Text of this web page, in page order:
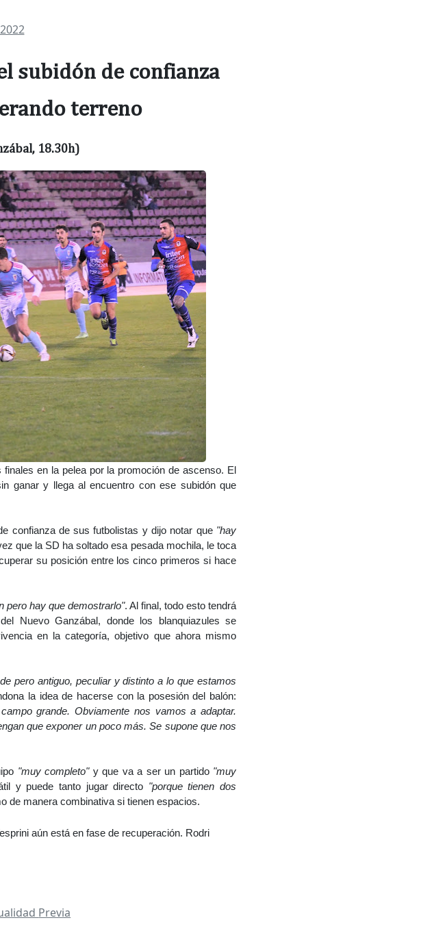
subidón de confianza
terreno
18.30h)
en la pelea por la promoción de ascenso. El
ganar y llega al encuentro con ese subidón que
confianza de sus futbolistas y dijo notar que "hay
que la SD ha soltado esa pesada mochila, le toca
su posición entre los cinco primeros si hace
pero hay que demostrarlo". Al final, todo esto tendrá
Nuevo Ganzábal, donde los blanquiazules se
en la categoría, objetivo que ahora mismo
pero antiguo, peculiar y distinto a lo que estamos
la idea de hacerse con la posesión del balón:
grande. Obviamente nos vamos a adaptar.
que exponer un poco más. Se supone que nos
"muy completo"y que va a ser un partido "muy
y puede tanto jugar directo "porque tienen dos
de manera combinativa si tienen espacios.
aún está en fase de recuperación. Rodri
Previa